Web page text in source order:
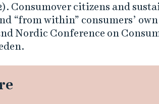
Consumover citizens and
“from within” consumers’
Nordic Conference on